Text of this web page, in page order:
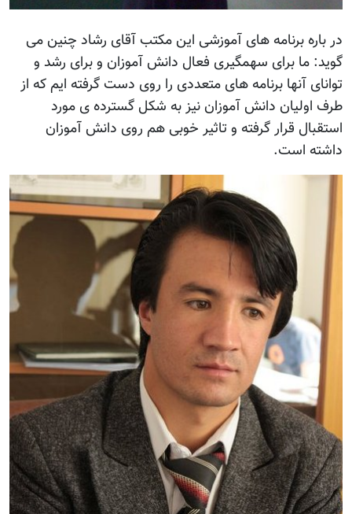
در باره برنامه های آموزشی این مکتب آقای رشاد چنین می
گوید: ما برای سهمگیری فعال دانش آموزان و برای رشد و
توانای آنها برنامه های متعددی را روی دست گرفته ایم که از
طرف اولیان دانش آموزان نیز به شکل گسترده ی مورد
استقبال قرار گرفته و تاثیر خوبی هم روی دانش آموزان
داشته است.